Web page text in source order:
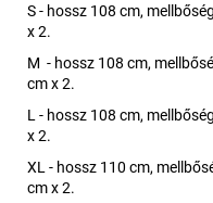
S - hossz 108 cm,
x 2.
M - hossz 108 cm,
cm x 2.
L - hossz 108 cm,
x 2.
XL - hossz 110 cm,
cm x 2.